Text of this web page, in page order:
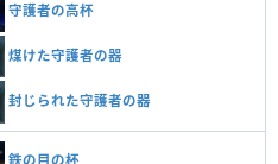
守護者の高杯
煤けた守護者の器
封じられた守護者の器
鉄の目の杯